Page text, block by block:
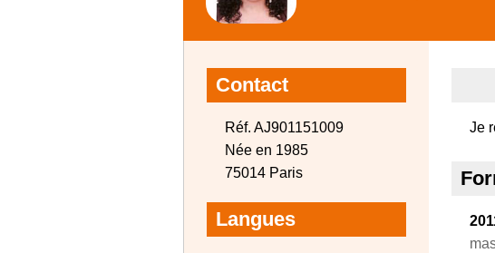
Contact
Réf. AJ901151009
Née en 1985
75014 Paris
Langues
Je